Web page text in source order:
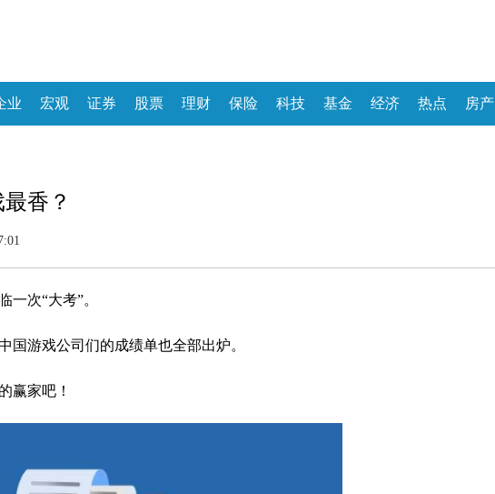
业 宏观 证券 股票 理财 保险 科技 基金 经济 热点 房产
香？
一次“大考”。
国游戏公司们的成绩单也全部出炉。
赢家吧！